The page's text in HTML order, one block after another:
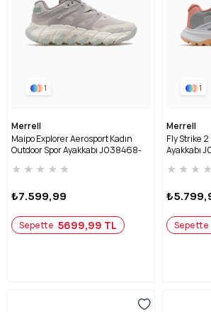
1
Merrell
Maipo Explorer Aerosport Kadın
Outdoor Spor Ayakkabı J038468-
★ ★ ★ ★ ★
₺7.599,99
Sepette 5699,99 TL
1
Merrell
Fly Strike 2
Ayakkabı
★ ★ ★ ★
Sepette